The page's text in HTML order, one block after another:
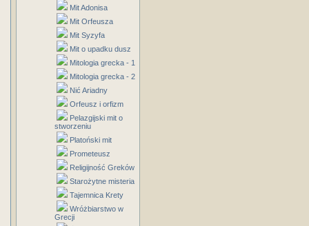
Mit Adonisa
Mit Orfeusza
Mit Syzyfa
Mit o upadku dusz
Mitologia grecka - 1
Mitologia grecka - 2
Nić Ariadny
Orfeusz i orfizm
Pelazgijski mit o
stworzeniu
Platoński mit
Prometeusz
Religijność Greków
Starożytne misteria
Tajemnica Krety
Wróżbiarstwo w
Grecji